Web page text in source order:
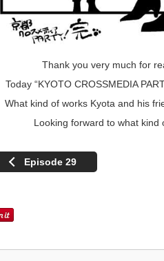
Thank you very much for
Today “KYOTO CROSSMEDIA
What kind of works Kyota and his
Looking forward to what kind
Episode 29